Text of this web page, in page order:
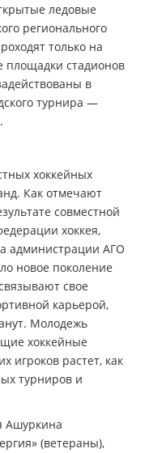
ледовые
регионального
только на
площадки стадионов
в
турнира —
хоккейных
Как отмечают
совместной
хоккея,
администрации АГО
новое поколение
свое
карьерой,
Молодежь
хоккейные
игроков растет, как
турниров и
Ашуркина
(ветераны),